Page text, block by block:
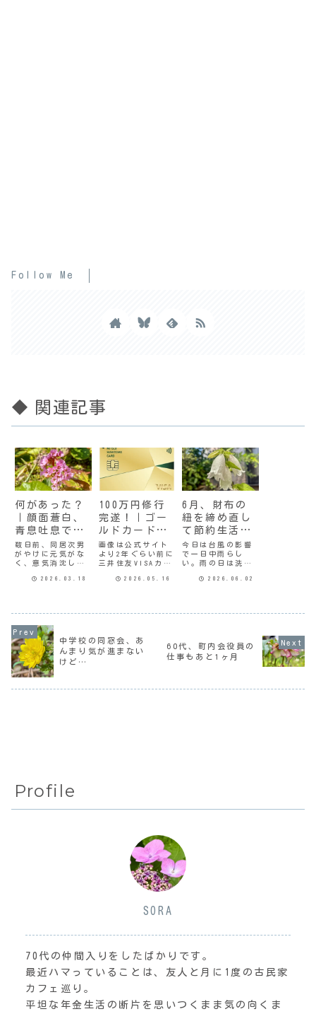
Follow Me
◆ 関連記事
何があった？
｜顔面蒼白、
青息吐息で帰
宅した次男
数日前、同居次男
がやけに元気がな
く、意気消沈して
た。体調でも悪い
ん？次男カードの
支払い額の通知が
来て、それ見た途
端気分が悪うなっ
たあぁ、そのこと
か。母は知っ
2026.03.18
100万円修行
完遂！｜ゴー
ルドカードの
必要性を考え
てみる
画像は公式サイト
より2年ぐらい前に
三井住友VISAカー
を思って作ったん
なったのだ。NISA
のクレカ積み立て
をしていたので、
2026.05.16
6月、財布の
紐を締め直し
て節約生活を
楽しむ
今日は台風の影響
で一日中雨らし
い。雨の日は洗濯
ちょっとゆったり
ついつい「仕方な
いわ〜」と思って
2026.06.02
中学校の同窓会、あ
んまり気が進まない
けど…
60代、町内会役員の
仕事もあと1ヶ月
Profile
SORA
70代の仲間入りをしたばかりです。
最近ハマっていることは、友人と月に1度の古民家
カフェ巡り。
平坦な年金生活の断片を思いつくまま気の向くま